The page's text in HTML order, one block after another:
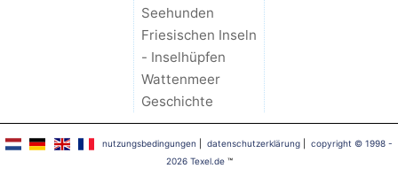
Seehunden
Friesischen Inseln
- Inselhüpfen
Wattenmeer
Geschichte
nutzungsbedingungen datenschutzerklärung| copyright © 1998 -
2026 Texel.de™